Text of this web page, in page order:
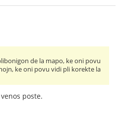
de la mapo, ke oni povu
ke oni povu vidi pli korekte la
poste.